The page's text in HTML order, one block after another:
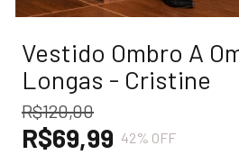
Vestido Ombro A
Longas - Cristine
R$120,00
R$69,99 42% OFF